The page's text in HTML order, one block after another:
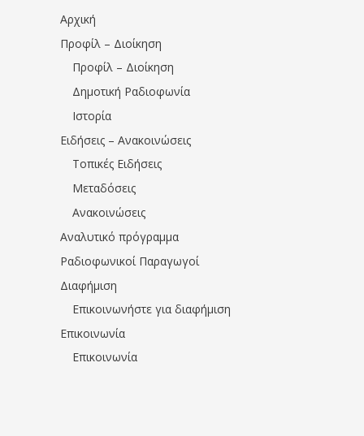
Αρχική
Προφίλ – Διοίκηση
Προφίλ – Διοίκηση
Δημοτική Ραδιοφωνία
Ιστορία
Ειδήσεις – Ανακοινώσεις
Τοπικές Ειδήσεις
Μεταδόσεις
Ανακοινώσεις
Αναλυτικό πρόγραμμα
Ραδιοφωνικοί Παραγωγοί
Διαφήμιση
Επικοινωνήστε για διαφήμιση
Επικοινωνία
Επικοινωνία